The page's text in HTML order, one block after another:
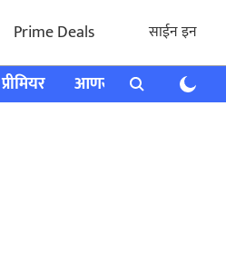
Prime Deals साईन इन
प्रीमियर आणखी राशी भविष्य